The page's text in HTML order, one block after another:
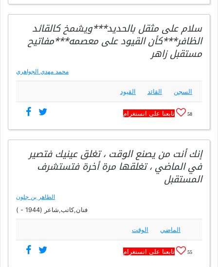
سلام على مثقل بالحديد***ويشمخ كالقائد
الظافر***كأن القيود على معصمه***مفاتيح
مستقبل زاهر
محمد مهدي الجواهري
السجن القائد القيود
58 تابعنا على انستغرام
إنك أنت من يصنع الوقت ، تغلق عينيك فتصير
في الماضي ، تغلقها مرة أخرة فتستشرف
المستقبل
الطاهر بن جلون
فنان,كاتب,شاعر (1944 - )
الماضي الوقت
55 تابعنا على انستغرام